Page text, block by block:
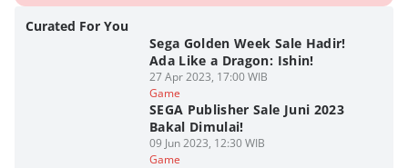
Curated For You
Sega Golden Week Sale Hadir!
Ada Like a Dragon: Ishin!
27 Apr 2023, 17:00 WIB
Game
SEGA Publisher Sale Juni 2023
Bakal Dimulai!
09 Jun 2023, 12:30 WIB
Game